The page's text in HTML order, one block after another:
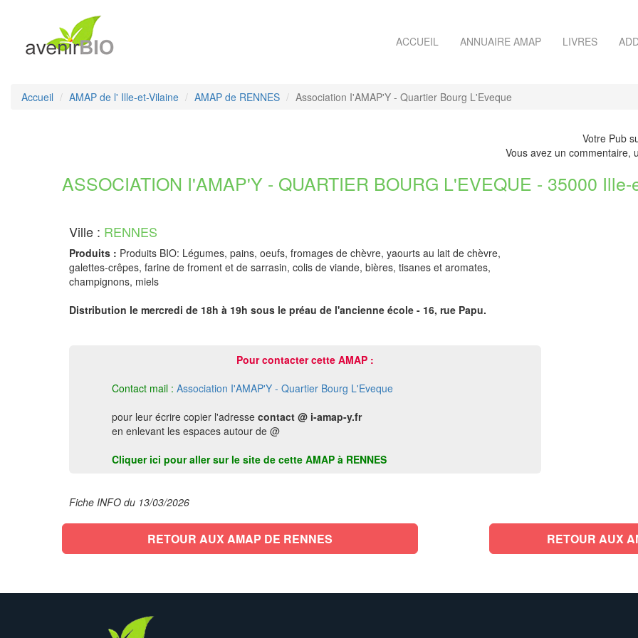
ACCUEIL ANNUAIRE AMAP LIVRES
Accueil AMAP de l' Ille-et-Vilaine AMAP de RENNES Association I'AMAP'Y - Quartier Bourg L'Eveque
Votre Pub
Vous avez un commentaire,
ASSOCIATION I'AMAP'Y - QUARTIER BOURG L'EVEQUE - 35000 Ille-
Ville : RENNES
Produits : Produits BIO: Légumes, pains, oeufs, fromages de chèvre, yaourts au lait de chèvre,
galettes-crêpes, farine de froment et de sarrasin, colis de viande, bières, tisanes et aromates,
champignons, miels
Distribution le mercredi de 18h à 19h sous le préau de l'ancienne école - 16, rue Papu.
Pour contacter cette AMAP :
Contact mail : Association I'AMAP'Y - Quartier Bourg L'Eveque
pour leur écrire copier l'adresse contact @ i-amap-y.fr
en enlevant les espaces autour de @
Cliquer ici pour aller sur le site de cette AMAP à RENNES
Fiche INFO du 13/03/2026
RETOUR AUX AMAP DE RENNES RETOUR AUX